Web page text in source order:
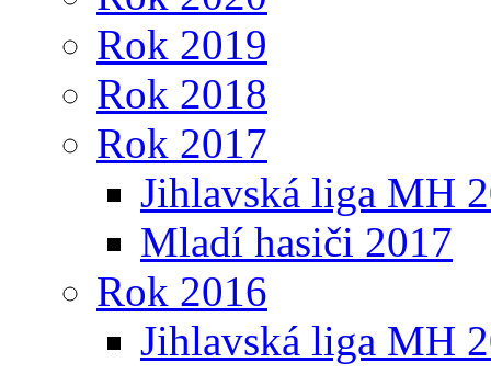
Rok 2019
Rok 2018
Rok 2017
Jihlavská liga MH
Mladí hasiči 2017
Rok 2016
Jihlavská liga MH